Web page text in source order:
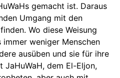
gemacht ist. Daraus
Umgang mit den
Wo diese Weisung
weniger Menschen
ausüben und sie für ihre
JaHuWaH, dem El-Eljon,